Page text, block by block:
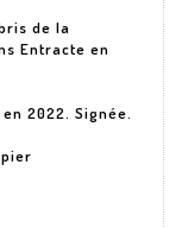
de la
Entracte en
2022. Signée.